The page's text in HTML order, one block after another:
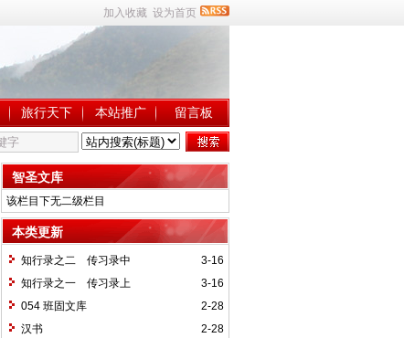
加入收藏 设为首页
旅行天下 本站推广 留言板
智圣文库
该栏目下无二级栏目
本类更新
3-16
知行录之二 传习录中
3-16
知行录之一 传习录上
2-28
054 班固文库
2-28
汉书